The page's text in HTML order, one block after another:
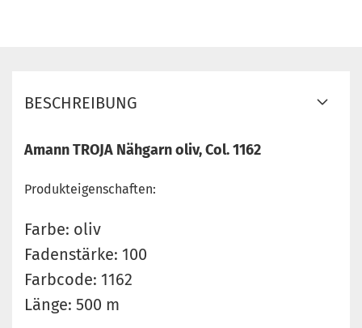
BESCHREIBUNG
Amann TROJA Nähgarn oliv, Col. 1162
Produkteigenschaften:
Farbe: oliv
Fadenstärke: 100
Farbcode: 1162
Länge: 500 m